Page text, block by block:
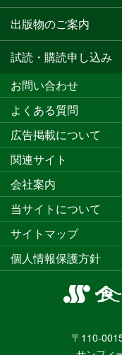
出版物のご案内
試読・購読申し込み
〒110-
お問い合わせ
よくある質問
広告掲載について
関連サイト
会社案内
当サイトについて
サイトマップ
個人情報保護方針